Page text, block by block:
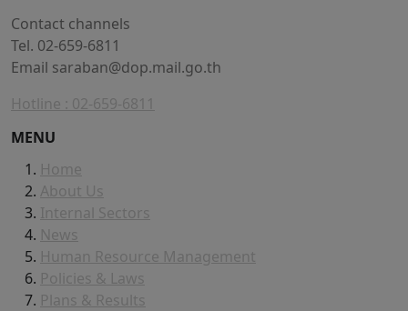
Contact channels
Tel. 02-659-6811
Email saraban@dop.mail.go.th
Hotline : 02-659-6811
MENU
Home
About Us
Internal Sectors
News
Human Resource Management
Policies & Laws
Plans & Results